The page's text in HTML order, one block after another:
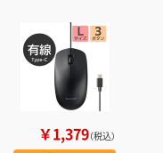
￥1,379（税込）